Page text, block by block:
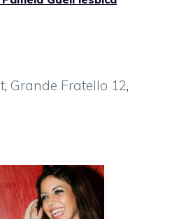
, Grande Fratello 12,